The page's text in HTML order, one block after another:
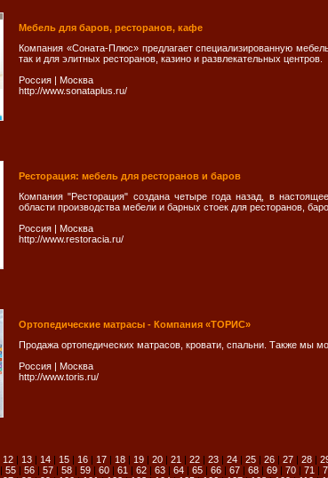
Мебель для баров, ресторанов, кафе
Компания «Соната-Плюс» предлагает специализированную
так и для элитных ресторанов, казино и развлекательных центров.
Россия | Москва
http://www.sonataplus.ru/
Ресторация: мебель для ресторанов и баров
Компания "Ресторация" создана четыре года назад, в
области производства мебели и барных стоек для ресторанов,
Россия | Москва
http://www.restoracia.ru/
Ортопедические матрасы - Компания «ТОРИС»
Продажа ортопедических матрасов, кровати, спальни. Также мы
Россия | Москва
http://www.toris.ru/
12| 13| 14| 15| 16| 17| 18| 19| 20| 21 | 22| 23| 24| 25| 26| 27| 28|
| 55 | 56 | 57 | 58 | 59 | 60 | 61 | 62 | 63 | 64 | 65 | 66 | 67 | 68 | 69 | 70 | 71 |